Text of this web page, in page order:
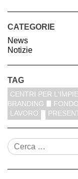
CATEGORIE
News
Notizie
TAG
CENTRI PER
BRANDING
LAVORO
Ricerca
per: